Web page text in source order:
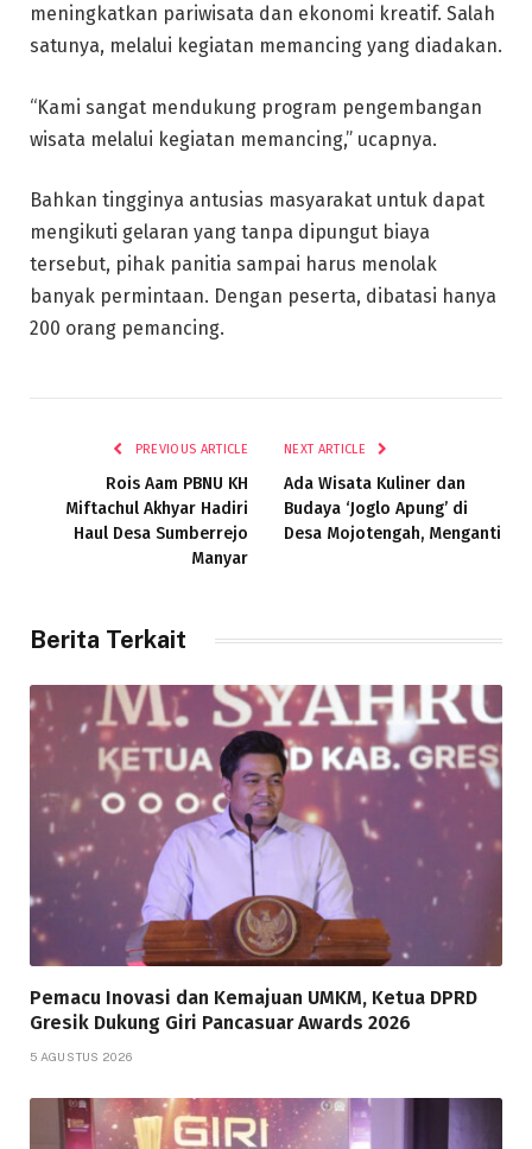
meningkatkan pariwisata dan ekonomi kreatif. Salah
satunya, melalui kegiatan memancing yang diadakan.
“Kami sangat mendukung program pengembangan
wisata melalui kegiatan memancing,” ucapnya.
Bahkan tingginya antusias masyarakat untuk dapat
mengikuti gelaran yang tanpa dipungut biaya
tersebut, pihak panitia sampai harus menolak
banyak permintaan. Dengan peserta, dibatasi hanya
200 orang pemancing.
PREVIOUS ARTICLE
Rois Aam PBNU KH
Miftachul Akhyar Hadiri
Haul Desa Sumberrejo
Manyar
NEXT ARTICLE
Ada Wisata Kuliner dan
Budaya ‘Joglo Apung’ di
Desa Mojotengah, Menganti
Berita Terkait
Pemacu Inovasi dan Kemajuan UMKM, Ketua DPRD
Gresik Dukung Giri Pancasuar Awards 2026
5 AGUSTUS 2026